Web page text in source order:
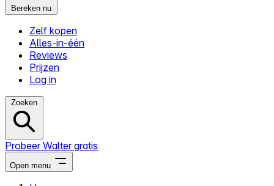
Bereken nu
Zelf kopen
Alles-in-één
Reviews
Prijzen
Log in
Zoeken
Probeer Walter gratis
Open menu